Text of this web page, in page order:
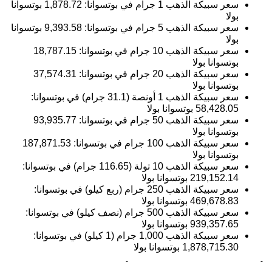
سعر سبيكة الذهب 1 جرام في بوتسوانا: 1,878.72 بوتسوانا
بولا
سعر سبيكة الذهب 5 جرام في بوتسوانا:
9,393.58 بوتسوانا
بولا
سعر سبيكة الذهب 10 جرام في بوتسوانا:
18,787.15
بوتسوانا بولا
سعر سبيكة الذهب 20 جرام في بوتسوانا:
37,574.31
بوتسوانا بولا
سعر سبيكة الذهب 1 أونصة (31.1 جرام) في بوتسوانا:
58,428.05 بوتسوانا بولا
سعر سبيكة الذهب 50 جرام في بوتسوانا:
93,935.77
بوتسوانا بولا
سعر سبيكة الذهب 100 جرام في بوتسوانا:
187,871.53
بوتسوانا بولا
سعر سبيكة الذهب 10 تولة (116.65 جرام) في بوتسوانا:
219,152.14 بوتسوانا بولا
سعر سبيكة الذهب 250 جرام (ربع كيلو) في بوتسوانا:
469,678.83 بوتسوانا بولا
سعر سبيكة الذهب 500 جرام (نصف كيلو) في بوتسوانا:
939,357.65 بوتسوانا بولا
سعر سبيكة الذهب 1,000 جرام (1 كيلو) في بوتسوانا:
1,878,715.30 بوتسوانا بولا